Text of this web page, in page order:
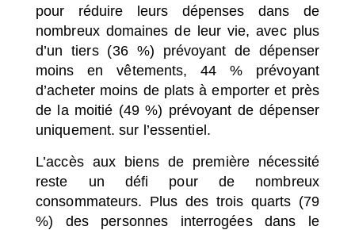
pour réduire leurs dépenses dans de
nombreux domaines de leur vie, avec plus
d’un tiers (36 %) prévoyant de dépenser
moins en vêtements, 44 % prévoyant
d’acheter moins de plats à emporter et près
de la moitié (49 %) prévoyant de dépenser
uniquement. sur l’essentiel.
L’accès aux biens de première nécessité
reste un défi pour de nombreux
consommateurs. Plus des trois quarts (79
%) des personnes interrogées dans le